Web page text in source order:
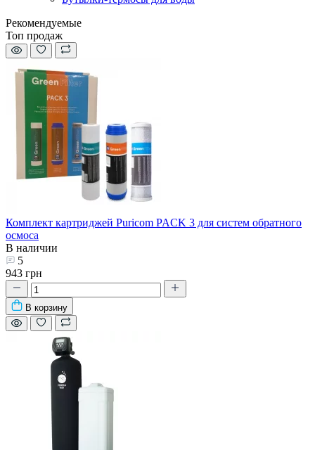
Рекомендуемые
Топ продаж
Комплект картриджей Puricom PACK 3 для систем обратного
осмоса
В наличии
5
943 грн
В корзину